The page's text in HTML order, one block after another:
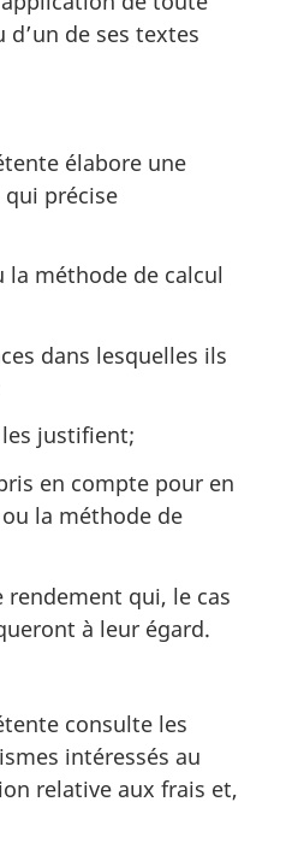
de ses textes
élabore une
précise
méthode de calcul
dans lesquelles ils
justifient;
en compte pour en
la méthode de
rendement qui, le cas
à leur égard.
consulte les
intéressés au
relative aux frais et,